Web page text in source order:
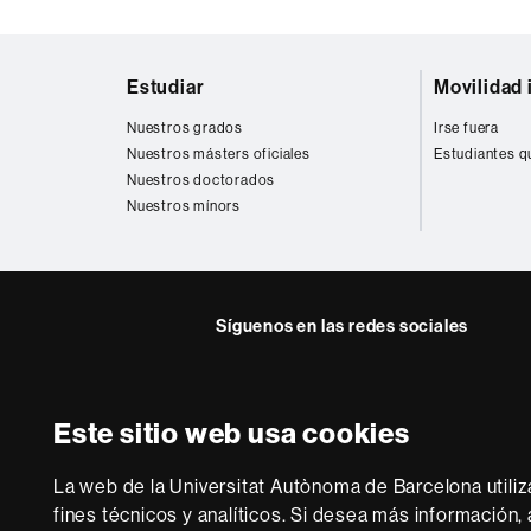
Este sitio web usa cookies
La web de la Universitat Autònoma de Barcelona
fines técnicos y analíticos. Si desea más información,
Estudiar
Nuestros grados
Nuestros másters oficiales
Nuestros doctorados
Nuestros mínors
Movilidad
Irse fuera
Estudiantes
Síguenos en las redes sociales
FFLFFLFFL
Sobre
esta
web
Aviso legal